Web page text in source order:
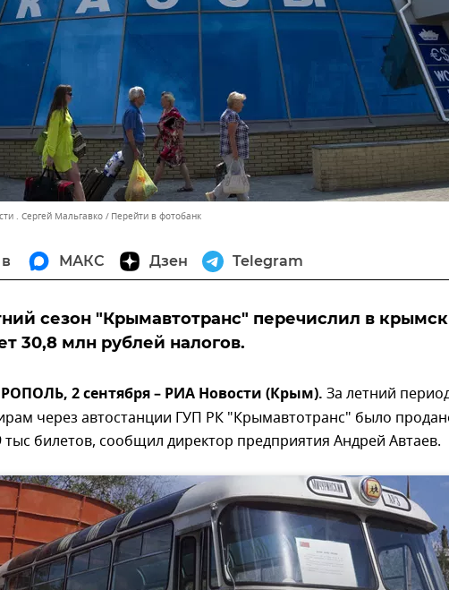
. Сергей Мальгавко Перейти в фотобанк
МАКС Дзен Telegram
сезон "Крымавтотранс" перечислил в
30,8 млн рублей налогов.
2 сентября – РИА Новости (Крым). За летний
через автостанции ГУП РК "Крымавтотранс" было
тыс билетов, сообщил директор предприятия Андрей Автаев.